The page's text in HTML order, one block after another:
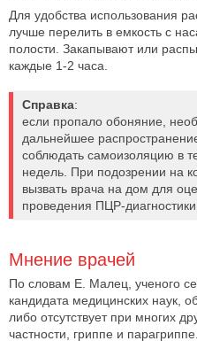
Для удобства использования
лучше перелить в емкость с
полости. Закапывают или
каждые 1-2 часа.
Справка:
если пропало обоняние,
дальнейшее
соблюдать самоизоляцию в
недель. При подозрении на
вызвать врача на дом для
проведения ПЦР-
Мнение врачей
По словам Е. Малец, ученого
кандидата медицинских наук,
либо отсутствует при многих
частности, гриппе и